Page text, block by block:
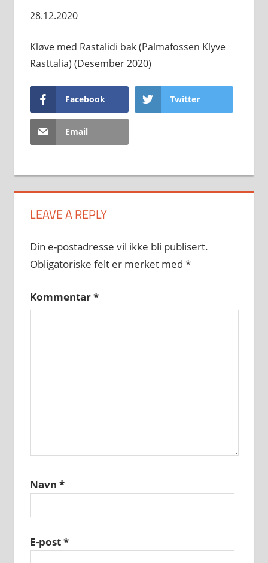
28.12.2020
Kløve med Rastalidi bak (Palmafossen Klyve
Rasttalia) (Desember 2020)
Facebook Twitter
Email
LEAVE A REPLY
Din e-postadresse vil ikke bli publisert.
Obligatoriske felt er merket med *
Kommentar*
Navn *
E-post*